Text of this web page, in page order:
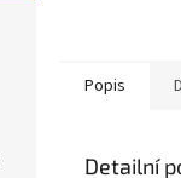
Popis
Detailní